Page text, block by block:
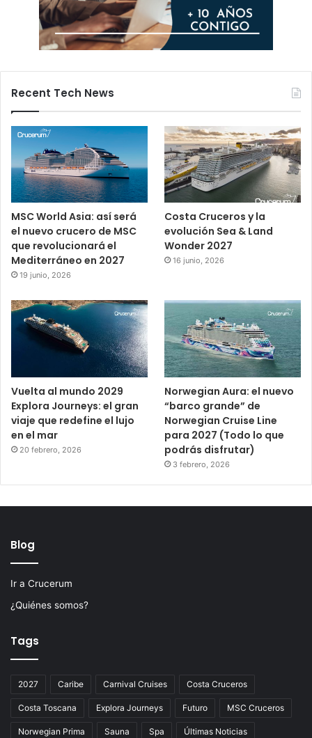
Recent Tech News
MSC World Asia: así será
el nuevo crucero de MSC
que revolucionará el
Mediterráneo en 2027
19 junio, 2026
Costa Cruceros y la
evolución Sea & Land
Wonder 2027
16 junio, 2026
Vuelta al mundo 2029
Explora Journeys: el gran
viaje que redefine el lujo
en el mar
20 febrero, 2026
Norwegian Aura: el nuevo
“barco grande” de
Norwegian Cruise Line
para 2027 (Todo lo que
podrás disfrutar)
3 febrero, 2026
Blog
Ir a Crucerum
¿Quiénes somos?
Tags
2027 Caribe Carnival Cruises Costa Cruceros
Costa Toscana Explora Journeys Futuro MSC Cruceros
Norwegian Prima Sauna Spa Últimas Noticias